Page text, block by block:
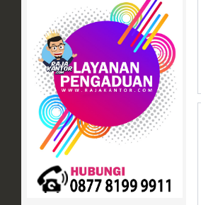
Paper Cutter
Partisi Kantor
Promo
+ Rak Serbaguna
+ Ranjang Besi
+ Sofa Kantor
+ Springbed
White Board / Papan Tulis